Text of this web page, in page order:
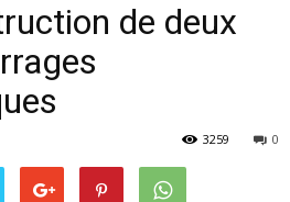
de deux
0
3259